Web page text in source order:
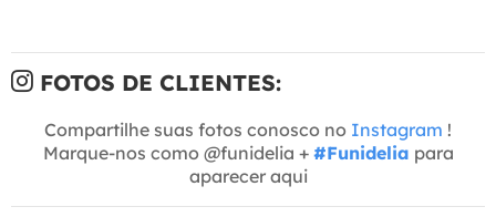
FOTOS DE CLIENTES:
Compartilhe suas fotos conosco no Instagram !
Marque-nos como @funidelia + #Funidelia para
aparecer aqui